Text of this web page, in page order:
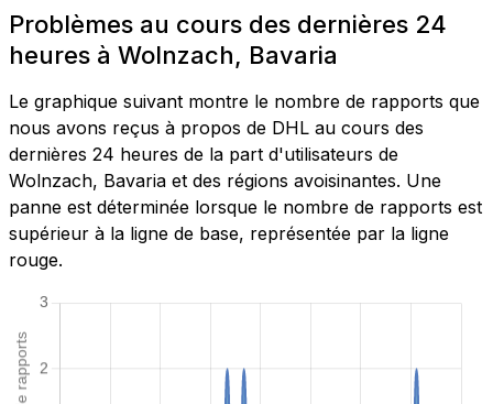
Problèmes au cours des dernières 24
heures à Wolnzach, Bavaria
Le graphique suivant montre le nombre de rapports que
nous avons reçus à propos de DHL au cours des
dernières 24 heures de la part d'utilisateurs de
Wolnzach, Bavaria et des régions avoisinantes. Une
panne est déterminée lorsque le nombre de rapports est
supérieur à la ligne de base, représentée par la ligne
rouge.